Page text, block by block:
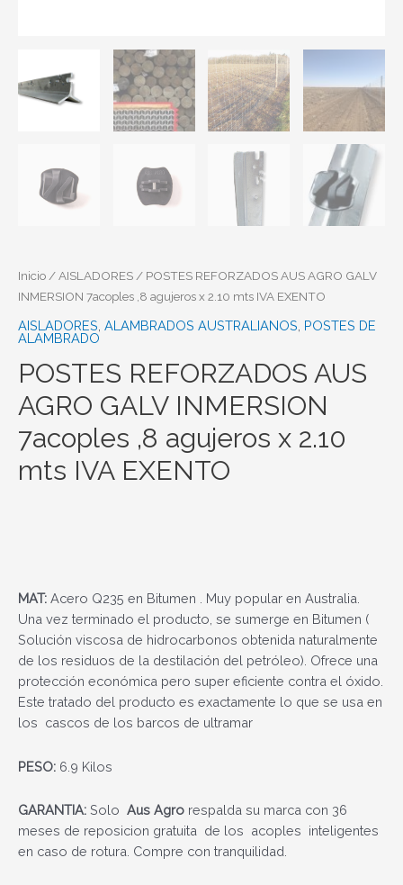
Inicio /AISLADORES / POSTES REFORZADOS AUS AGRO GALV
INMERSION 7acoples ,8 agujeros x 2.10 mts IVA EXENTO
AISLADORES ALAMBRADOS AUSTRALIANOS POSTES DE
ALAMBRADO
POSTES REFORZADOS AUS
AGRO GALV INMERSION
7acoples ,8 agujeros x 2.10
mts IVA EXENTO
MAT: Acero Q235 en Bitumen . Muy popular en Australia.
Una vez terminado el producto, se sumerge en Bitumen (
Solución viscosa de hidrocarbonos obtenida naturalmente
de los residuos de la destilación del petróleo). Ofrece una
protección económica pero super eficiente contra el óxido.
Este tratado del producto es exactamente lo que se usa en
los cascos de los barcos de ultramar
PESO: 6.9 Kilos
GARANTIA: Solo Aus Agro respalda su marca con 36
meses de reposicion gratuita de los acoples inteligentes
en caso de rotura. Compre con tranquilidad.